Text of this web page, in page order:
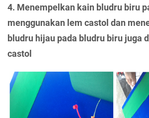
4. Menempelkan kain bludru biru
menggunakan lem castol dan
bludru hijau pada bludru biru juga
castol